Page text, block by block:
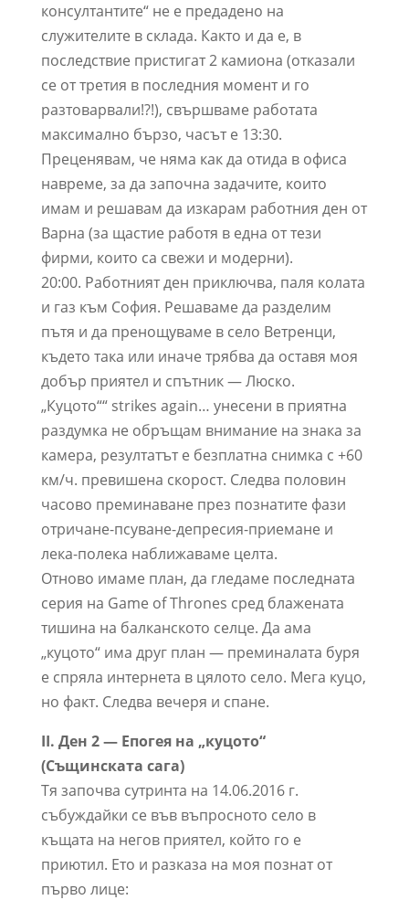
консултантите“ не е предадено на
служителите в склада. Както и да е, в
последствие пристигат 2 камиона (отказали
се от третия в последния момент и го
разтоварвали!?!), свършваме работата
максимално бързо, часът е 13:30.
Преценявам, че няма как да отида в офиса
навреме, за да започна задачите, които
имам и решавам да изкарам работния ден от
Варна (за щастие работя в една от тези
фирми, които са свежи и модерни).
20:00. Работният ден приключва, паля колата
и газ към София. Решаваме да разделим
пътя и да пренощуваме в село Ветренци,
където така или иначе трябва да оставя моя
добър приятел и спътник — Люско.
„Куцото““ strikes again… унесени в приятна
раздумка не обръщам внимание на знака за
камера, резултатът е безплатна снимка с +60
км/ч. превишена скорост. Следва половин
часово преминаване през познатите фази
отричане-псуване-депресия-приемане и
лека-полека наближаваме целта.
Отново имаме план, да гледаме последната
серия на Game of Thrones сред блажената
тишина на балканското селце. Да ама
„куцото“ има друг план — преминалата буря
е спряла интернета в цялото село. Мега куцо,
но факт. Следва вечеря и спане.
II. Ден 2 — Епогея на „куцото“
(Същинската сага)
Тя започва сутринта на 14.06.2016 г.
събуждайки се във въпросното село в
къщата на негов приятел, който го е
приютил. Ето и разказа на моя познат от
първо лице: